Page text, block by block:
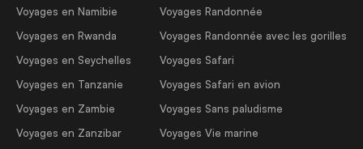
Voyages en Namibie
Voyages en Rwanda
Voyages en Seychelles
Voyages en Tanzanie
Voyages en Zambie
Voyages en Zanzibar
Voyages Randonnée
Voyages Randonnée avec les gorilles
Voyages Safari
Voyages Safari en avion
Voyages Sans paludisme
Voyages Vie marine